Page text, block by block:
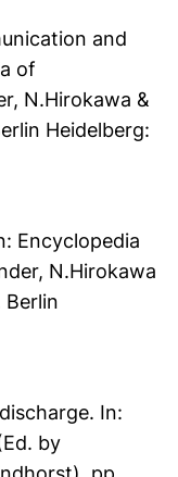
and
of
N.Hirokawa &
Heidelberg:
Encyclopedia
N.Hirokawa
Berlin
In:
by